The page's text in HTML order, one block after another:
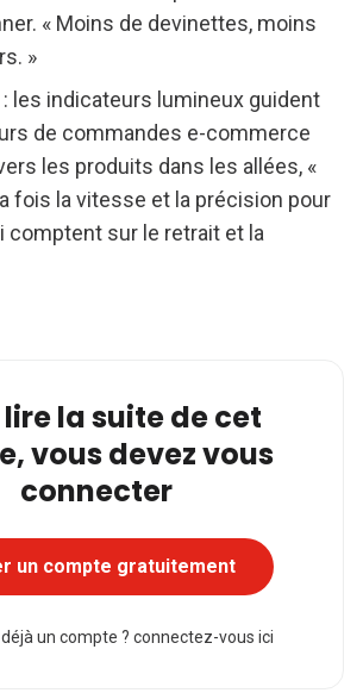
« Moins de devinettes, moins
»
: les indicateurs lumineux guident
de commandes e-commerce
les produits dans les allées, «
fois la vitesse et la précision pour
comptent sur le retrait et la
lire la suite de cet
vous devez vous
connecter
un compte gratuitement
un compte ? connectez-vous ici